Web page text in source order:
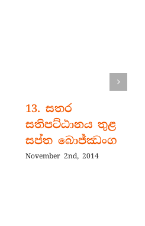
13. සතර
සතිපට්ඨානය තුළ
සප්ත බොජ්ඣංග
November 2nd, 2014